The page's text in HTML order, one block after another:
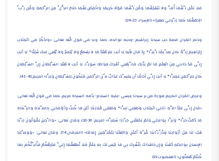
فَلاَ تَقُل لَّهُمَآ أُفٍّ وَلاَ تَنْهَرْهُمَا وَقُل لَّهُمَا قَوْلًا كَرِيمًا وَاخْفِضْ لَهُمَا جَنَاحَ الذُّلِّ مِنَ الرَّحْمَةِ وَقُل رَّبِّ
ارْحَمْهُمَا كَمَا رَبَّيَانِي صَغِيرًا» (الإسراء: 23-24).
وذكر القرآن قصة حب سيدنا إبراهيم -وحبه لوالده، كما ورد في قول الله تعالى: «وَاذْكُرْ فِي الْكِتَابِ
إِبْرَاهِيمَ إِنَّهُ كَانَ صِدِّيقًا نَّبِيًّا* إِذْ قَالَ لأَِيهِ يَا أَبَتِ لِمَ تَعْبُدُ مَا لاَ يَسْمَعُ وَلاَ يُبْصِرُ وَلاَ يُغْنِي عَنكَ شَيْئًا* يَا أَبَتِ
إِنِّي قَدْ جَاءنِي مِنَ الْعِلْمِ مَا لَمْ يَأْتِكَ فَاتَّبِعْنِي أَهْدِكَ صِرَاطًا سَوِيًّا، يَا أَبَتِ لاَ تَعْبُدِ الشَّيْطَانَ إِنَّ الشَّيْطَانَ
كَانَ لِلرَّحْمَنِ عَصِيًّا* يَا أَبَتِ إِنِّي أَخَافُ أَن يَمَسَّكَ عَذَابٌ مِّنَ الرَّحْمَن فَتَكُونَ لِلشَّيْطَانِ وَلِيًّا» (مريم:41- 45).
وعرض القرآن الكريم صورة من بر سيدنا عيسي -عليه السلام- بأمه السيدة مريم، كما في قول الله تعالى:
«قَالَ إِنِّي عَبْدُ اللَّهِ آتَانِيَ الْكِتَابَ وَجَعَلَنِي نَبِيًّا* وَجَعَلَنِي مُبَارَكًا أَيْنَ مَا كُنتُ وَأَوْصَانِي بِالصَّلاَةِ وَالزَّكَاةِ
مَا دُمْتُ حَيًّا* وَبَرًّا بِوَالِدَتِي وَلَمْ يَجْعَلْنِي جَبَّارًا شَقِيًّا» (مريم: 30-32)، وقال تعالى: «وَالَّذِينَ يَقُولُونَ رَبَّنَا
هَبْ لَنَا مِنْ أَزْوَاجِنَا وَذُرِّيَّاتِنَا قُرَّةَ أَعْيُنٍ وَاجْعَلْنَا لِلْمُتَّقِينَ إِمَامًا» (الفرقان:74)، وقال تعالى: «وَوَصَّيْنَا
الإِنسَانَ بِوَالِدَيْهِ حُسْنًا وَإِن جَاهَدَاكَ لِتُشْرِكَ بِي مَا لَيْسَ لَكَ بِهِ عِلْمٌ فَلاَ تُطِعْهُمَا إِلَيَّ مَرْجِعُكُمْ فَأُنَبِّئُكُم بِمَا
كُنتُمْ تَعْمَلُونَ» (العنكبوت:15).